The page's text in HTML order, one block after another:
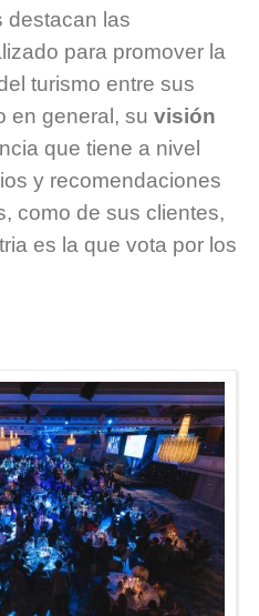
destacan las
para promover la
turismo entre sus
en general, su visión
que tiene a nivel
y recomendaciones
como de sus clientes,
es la que vota por los